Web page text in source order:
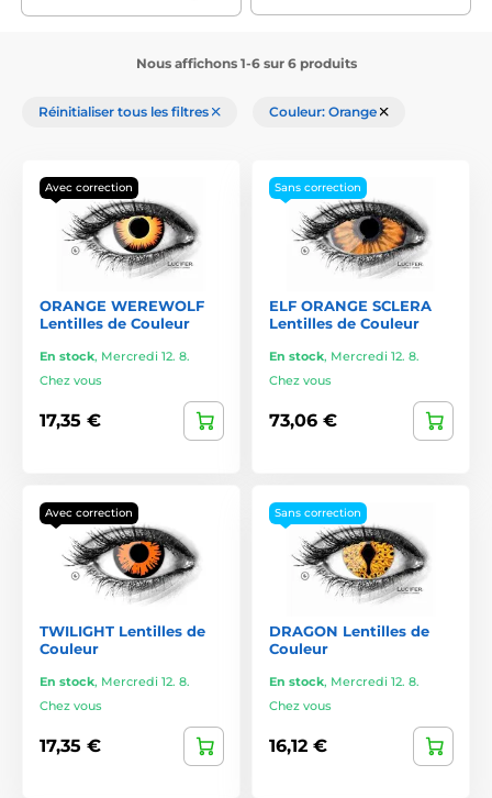
Nous affichons 1-6 sur 6 produits
Réinitialiser tous les filtres Couleur: Orange
Avec correction
ORANGE WEREWOLF
Lentilles de Couleur
En stock, Mercredi 12. 8.
Chez vous
17,35 €
Sans correction
ELF ORANGE SCLERA
Lentilles de Couleur
En stock, Mercredi 12. 8.
Chez vous
73,06 €
Avec correction
TWILIGHT Lentilles de
Couleur
En stock, Mercredi 12. 8.
Chez vous
17,35 €
Sans correction
DRAGON Lentilles de
Couleur
En stock, Mercredi 12. 8.
Chez vous
16,12 €